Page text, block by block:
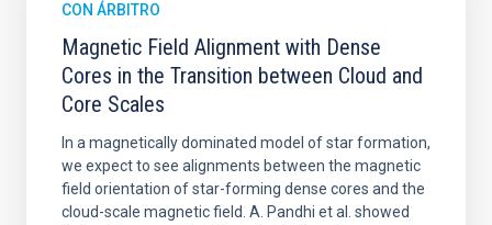
CON ÁRBITRO
Magnetic Field Alignment with Dense
Cores in the Transition between Cloud and
Core Scales
In a magnetically dominated model of star formation,
we expect to see alignments between the magnetic
field orientation of star-forming dense cores and the
cloud-scale magnetic field. A. Pandhi et al. showed